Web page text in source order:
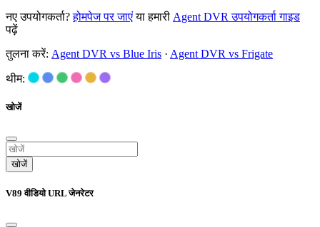
नए उपयोगकर्ता?होमपेज पर जाएंया हमारी Agent DVR उपयोगकर्ता गाइड
पढ़ें
तुलना करें: Agent DVR vs Blue Iris · Agent DVR vs Frigate
थीम:
खोजें
खोजें
V89 वीडियो URL जेनरेटर